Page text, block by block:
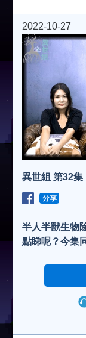
2022-10-27
異世組 第32集
分享
半人半獸生物
點睇呢？今集